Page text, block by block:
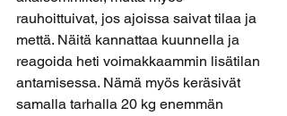
rauhoittuivat, jos ajoissa saivat tilaa ja
mettä. Näitä kannattaa kuunnella ja
reagoida heti voimakkaammin lisätilan
antamisessa. Nämä myös keräsivät
samalla tarhalla 20 kg enemmän